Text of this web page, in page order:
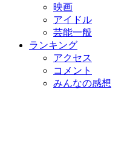
映画
アイドル
芸能一般
ランキング
アクセス
コメント
みんなの感想